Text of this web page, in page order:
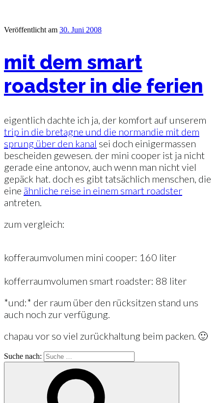
Veröffentlicht am 30. Juni 2008
mit dem smart
roadster in die ferien
eigentlich dachte ich ja, der komfort auf unserem
trip in die bretagne und die normandie mit dem
sprung über den kanal sei doch einigermassen
bescheiden gewesen. der mini cooper ist ja nicht
gerade eine antonov, auch wenn man nicht viel
gepäck hat. doch es gibt tatsächlich menschen, die
eine ähnliche reise in einem smart roadster
antreten.
zum vergleich:
kofferaumvolumen mini cooper: 160 liter
kofferraumvolumen smart roadster: 88 liter
*und:* der raum über den rücksitzen stand uns
auch noch zur verfügung.
chapau vor so viel zurückhaltung beim packen. 🙂
Suche nach: